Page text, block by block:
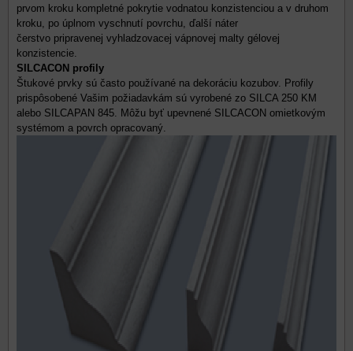
prvom kroku kompletné pokrytie vodnatou konzistenciou a v druhom
kroku, po úplnom vyschnutí povrchu, ďalší náter
čerstvo pripravenej vyhladzovacej vápnovej malty gélovej
konzistencie.
SILCACON profily
Štukové prvky sú často používané na dekoráciu kozubov. Profily
prispôsobené Vašim požiadavkám sú vyrobené zo SILCA 250 KM
alebo SILCAPAN 845. Môžu byť upevnené SILCACON omietkovým
systémom a povrch opracovaný.